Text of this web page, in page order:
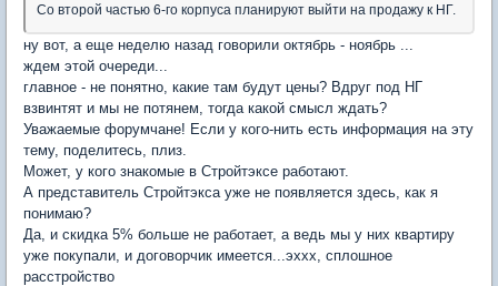
Со второй частью 6-го корпуса планируют выйти на продажу к НГ.
ну вот, а еще неделю назад говорили октябрь - ноябрь ...
ждем этой очереди...
главное - не понятно, какие там будут цены? Вдруг под НГ
взвинтят и мы не потянем, тогда какой смысл ждать?
Уважаемые форумчане! Если у кого-нить есть информация на эту
тему, поделитесь, плиз.
Может, у кого знакомые в Стройтэксе работают.
А представитель Стройтэкса уже не появляется здесь, как я
понимаю?
Да, и скидка 5% больше не работает, а ведь мы у них квартиру
уже покупали, и договорчик имеется...эххх, сплошное
расстройство